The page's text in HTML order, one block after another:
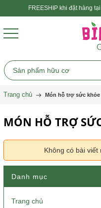
FREESHIP khi đặt hàng
Trang chủ Món hỗ trợ sức khỏe
MÓN HỖ TRỢ
Không có bài viết
Danh mục
Trang chủ